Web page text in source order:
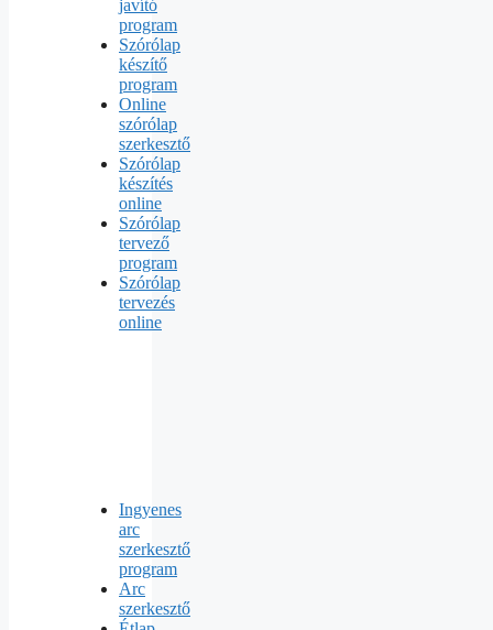
javító
program
Szórólap
készítő
program
Online
szórólap
szerkesztő
Szórólap
készítés
online
Szórólap
tervező
program
Szórólap
tervezés
online
Ingyenes
arc
szerkesztő
program
Arc
szerkesztő